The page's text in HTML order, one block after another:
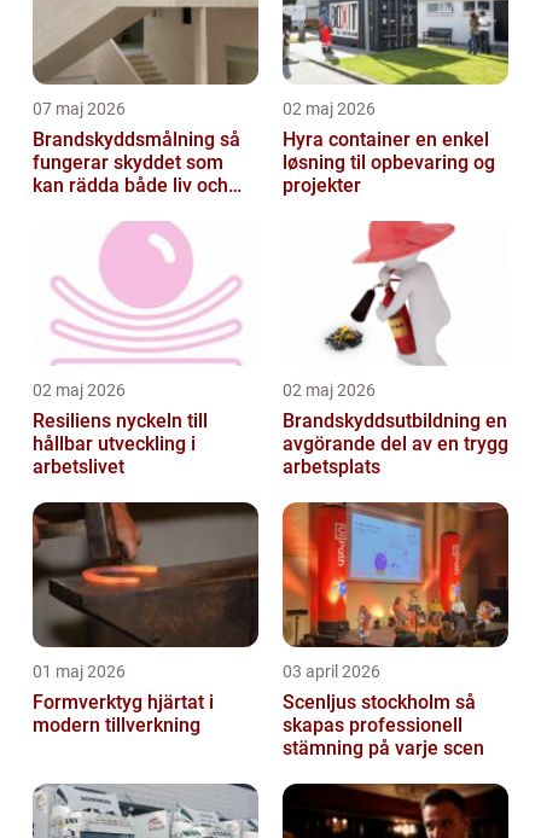
07 maj 2026
Brandskyddsmålning så
fungerar skyddet som
kan rädda både liv och
02 maj 2026
Hyra container en enkel
løsning til opbevaring og
projekter
02 maj 2026
Resiliens nyckeln till
hållbar utveckling i
arbetslivet
02 maj 2026
Brandskyddsutbildning en
avgörande del av en trygg
arbetsplats
01 maj 2026
Formverktyg hjärtat i
modern tillverkning
03 april 2026
Scenljus stockholm så
skapas professionell
stämning på varje scen